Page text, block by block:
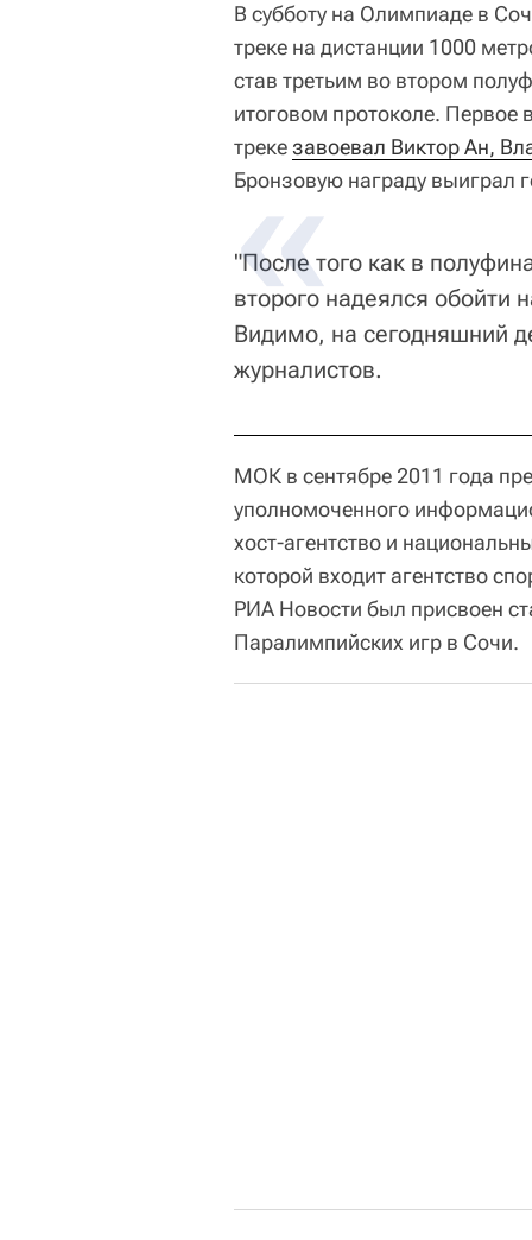
В субботу на Олимпиаде в
треке на дистанции 1000
став третьим во втором
итоговом протоколе. Первое
трекезавоевал Виктор Ан,
Бронзовую награду выиграл
"После того как в
второго надеялся обойти
Видимо, на сегодняшний
журналистов.
МОК в сентябре 2011 года
уполномоченного
хост-агентство и
которой входит агентство
РИА Новости был присвоен
Паралимпийских игр в Сочи.